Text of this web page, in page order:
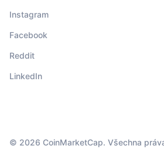
Instagram
Facebook
Reddit
LinkedIn
© 2026 CoinMarketCap. Všechna